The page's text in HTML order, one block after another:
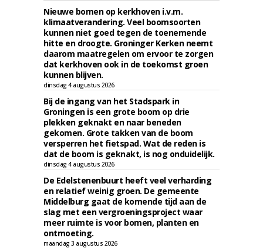
Nieuwe bomen op kerkhoven i.v.m.
klimaatverandering. Veel boomsoorten
kunnen niet goed tegen de toenemende
hitte en droogte. Groninger Kerken neemt
daarom maatregelen om ervoor te zorgen
dat kerkhoven ook in de toekomst groen
kunnen blijven.
dinsdag 4 augustus 2026
Bij de ingang van het Stadspark in
Groningen is een grote boom op drie
plekken geknakt en naar beneden
gekomen. Grote takken van de boom
versperren het fietspad. Wat de reden is
dat de boom is geknakt, is nog onduidelijk.
dinsdag 4 augustus 2026
De Edelstenenbuurt heeft veel verharding
en relatief weinig groen. De gemeente
Middelburg gaat de komende tijd aan de
slag met een vergroeningsproject waar
meer ruimte is voor bomen, planten en
ontmoeting.
maandag 3 augustus 2026